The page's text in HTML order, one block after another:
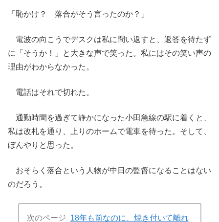
「恥かけ？ 落合がそう言ったのか？」
電波の向こうでデスクは私に問い返すと、返答を待たず
に「そうか！」と大きな声で笑った。私にはその笑い声の
理由がわからなかった。
電話はそれで切れた。
通勤時間を過ぎて静かになった小田急線の駅に着くと、
私は改札を通り、上りのホームで電車を待った。そして、
ぼんやりと思った。
おそらく落合という人物が中日の監督になることはない
のだろう。
次のページ 18年も前なのに、焼き付いて離れ